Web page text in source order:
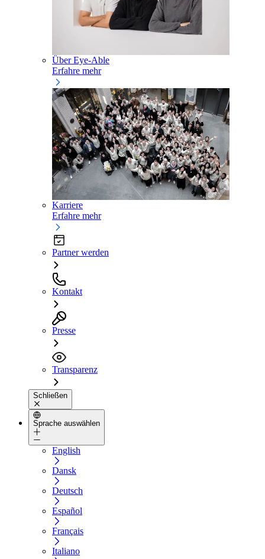
Über Eye-Able
Erfahre mehr
Karriere
Erfahre mehr
Partner werden
Kontakt
Presse
Transparenz
Schließen
Sprache auswählen
English
Dansk
Deutsch
Español
Français
Italiano